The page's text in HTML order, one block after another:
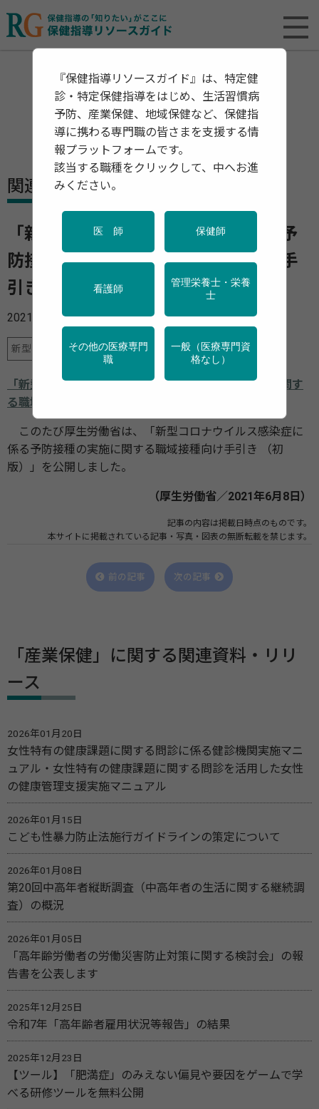
関連資料・リリース
「新型コロナウイルス感染症に係る予
防接種の実施に関する職域接種向け手
引き （初版）」を公開
2021年06月15日
新型コロナ 産業保健
「新型コロナウイルス感染症に係る予防接種の実施に関す
る職域接種向け手引き （初版）」
このたび厚生労働省は、「新型コロナウイルス感染症に
係る予防接種の実施に関する職域接種向け手引き （初
版）」を公開しました。
（厚生労働省／2021年6月8日）
記事の内容は掲載日時点のものです。
本サイトに掲載されている記事・写真・図表の無断転載を禁じます。
前の記事 次の記事
「産業保健」に関する関連資料・リリ
ース
2026年01月20日
女性特有の健康課題に関する問診に係る健診機関実施マニ
ュアル・女性特有の健康課題に関する問診を活用した女性
の健康管理支援実施マニュアル
2026年01月15日
こども性暴力防止法施行ガイドラインの策定について
2026年01月08日
第20回中高年者縦断調査（中高年者の生活に関する継続調
査）の概況
2026年01月05日
「高年齢労働者の労働災害防止対策に関する検討会」の報
告書を公表します
2025年12月25日
令和7年「高年齢者雇用状況等報告」の結果
2025年12月23日
【ツール】「肥満症」のみえない偏見や要因をゲームで学
べる研修ツールを無料公開
『保健指導リソースガイド』は、特定健
診・特定保健指導をはじめ、生活習慣病
予防、産業保健、地域保健など、保健指
導に携わる専門職の皆さまを支援する情
報プラットフォームです。
該当する職種をクリックして、中へお進
みください。
医 師 保健師
看護師
管理栄養士・栄養
士
その他の医療専門
職
一般（医療専門資
格なし）